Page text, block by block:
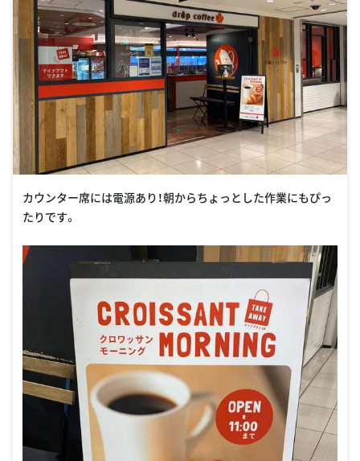
カウンター席には電源あり！朝からちょっとした作業にもぴっ
たりです。